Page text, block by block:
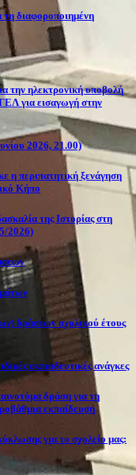
τη διαφοροποιημένη
την ηλεκτρονική υποβολή
για εισαγωγή στην
2026, 21.00)
η περιπατητική ξενάγηση
Κήπο
της Ιστορίας στη
2026)
δράσεων σχολικού έτους
εκπαιδευτικές ανάγκες
δράση για τη
εκπαίδευση
για το σχολείο μας: